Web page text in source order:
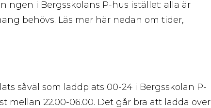
i Bergsskolans P-hus istället: alla är
behövs. Läs mer här nedan om tider,
såväl som laddplats 00-24 i Bergsskolan P-
mellan 22.00-06.00. Det går bra att ladda över